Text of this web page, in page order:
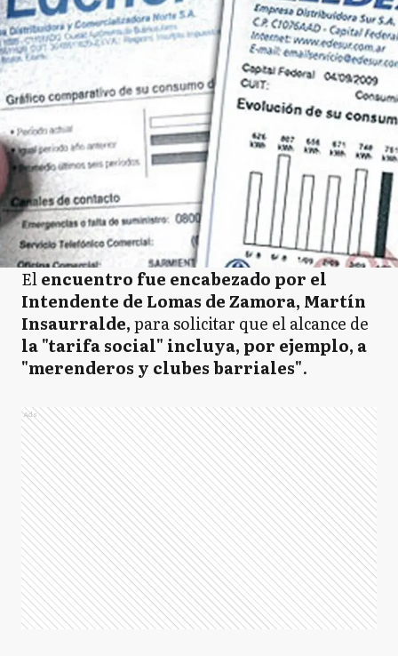
Elencuentro fue encabezado por el
Intendente de Lomas de Zamora, Martín
Insaurralde,para solicitar que el alcance de
la "tarifa social" incluya, por ejemplo, a
"merenderos y clubes barriales".
Ads